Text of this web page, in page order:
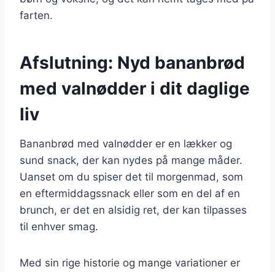
farten.
Afslutning: Nyd bananbrød
med valnødder i dit daglige
liv
Bananbrød med valnødder er en lækker og
sund snack, der kan nydes på mange måder.
Uanset om du spiser det til morgenmad, som
en eftermiddagssnack eller som en del af en
brunch, er det en alsidig ret, der kan tilpasses
til enhver smag.
Med sin rige historie og mange variationer er